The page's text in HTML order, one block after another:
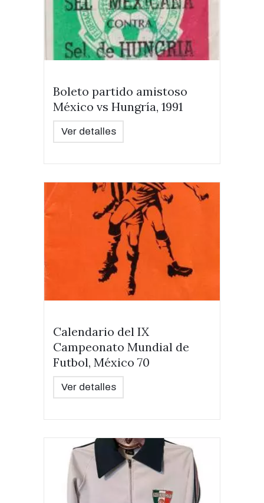
Boleto partido amistoso
México vs Hungría, 1991
Ver detalles
Calendario del IX
Campeonato Mundial de
Futbol, México 70
Ver detalles